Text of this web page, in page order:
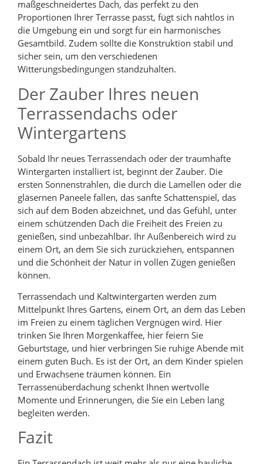
maßgeschneidertes Dach, das perfekt zu den
Proportionen Ihrer Terrasse passt, fügt sich nahtlos in
die Umgebung ein und sorgt für ein harmonisches
Gesamtbild. Zudem sollte die Konstruktion stabil und
sicher sein, um den verschiedenen
Witterungsbedingungen standzuhalten.
Der Zauber Ihres neuen
Terrassendachs oder
Wintergartens
Sobald Ihr neues Terrassendach oder der traumhafte
Wintergarten installiert ist, beginnt der Zauber. Die
ersten Sonnenstrahlen, die durch die Lamellen oder die
gläsernen Paneele fallen, das sanfte Schattenspiel, das
sich auf dem Boden abzeichnet, und das Gefühl, unter
einem schützenden Dach die Freiheit des Freien zu
genießen, sind unbezahlbar. Ihr Außenbereich wird zu
einem Ort, an dem Sie sich zurückziehen, entspannen
und die Schönheit der Natur in vollen Zügen genießen
können.
Terrassendach und Kaltwintergarten werden zum
Mittelpunkt Ihres Gartens, einem Ort, an dem das Leben
im Freien zu einem täglichen Vergnügen wird. Hier
trinken Sie Ihren Morgenkaffee, hier feiern Sie
Geburtstage, und hier verbringen Sie ruhige Abende mit
einem guten Buch. Es ist der Ort, an dem Kinder spielen
und Erwachsene träumen können. Ein
Terrassenüberdachung schenkt Ihnen wertvolle
Momente und Erinnerungen, die Sie ein Leben lang
begleiten werden.
Fazit